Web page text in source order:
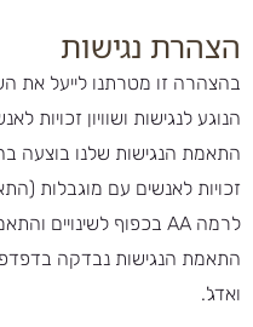
הצהרת נגישות
בהצהרה זו מטרתנו לייעל את
הנוגע לנגישות ושוויון זכויות
לרמה AA בכפוף לשינויים והתאמות שבוצעו במסמך התקן הישראלי.
התאמת הנגישות נבדקה
ואדג'.